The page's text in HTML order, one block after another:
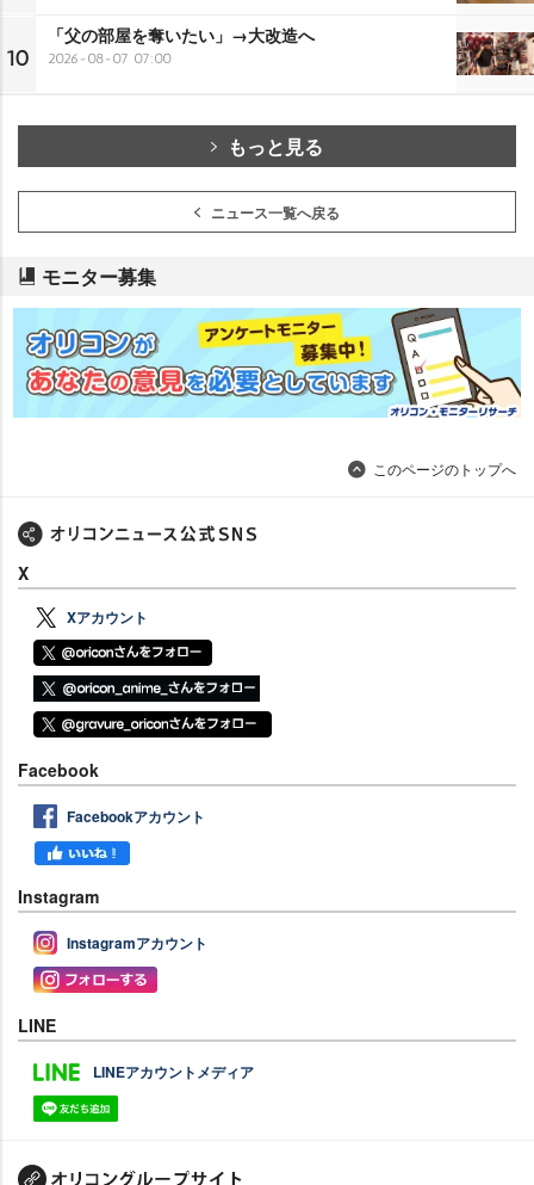
10
「父の部屋を奪いたい」→大改造へ
2026-08-07 07:00
もっと見る
ニュース一覧へ戻る
モニター募集
このページのトップへ
X
Xアカウント
Facebook
Facebookアカウント
Instagram
Instagramアカウント
LINE
LINEアカウントメディア